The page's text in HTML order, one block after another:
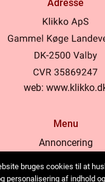
Adresse
web:
Menu
Annoncering
Cookies
bruges cookies til at
personalisering af indhold